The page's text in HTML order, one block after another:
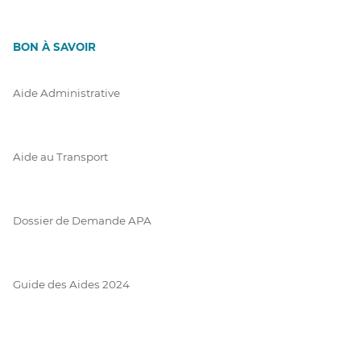
BON À SAVOIR
Aide Administrative
Aide au Transport
Dossier de Demande APA
Guide des Aides 2024